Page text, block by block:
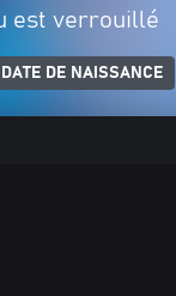
est verrouillé
DATE DE NAISSANCE